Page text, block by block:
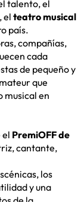
talento, el
, el teatro musical
país.
compañías,
cada
de pequeño y
que
en
el PremiOFF de
cantante,
los
y una